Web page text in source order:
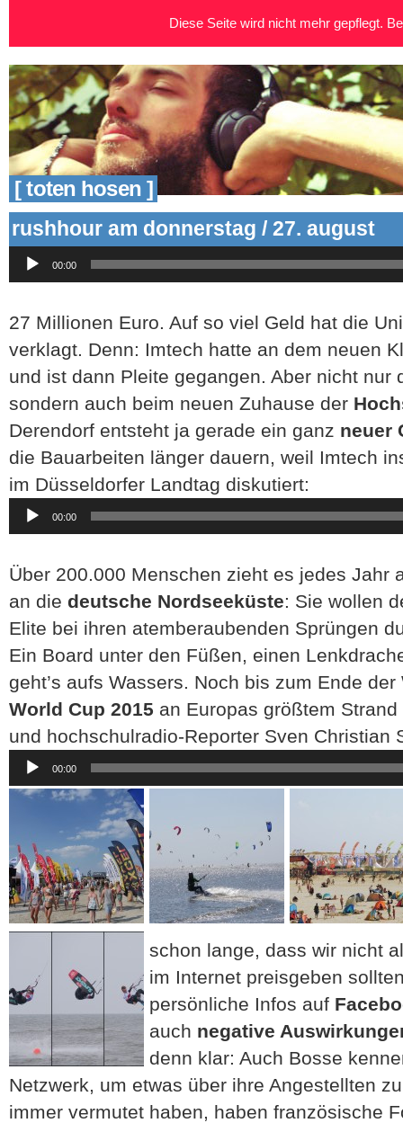
[ toten hosen ]
rushhour am donnerstag / 27. august
Player
00:00
27 Millionen Euro. Auf so viel Geld hat die
verklagt. Denn: Imtech hatte an dem neuen
und ist dann Pleite gegangen. Aber nicht nur
sondern auch beim neuen Zuhause der
Derendorf entsteht ja gerade ein ganz neuer
die Bauarbeiten länger dauern, weil Imtech
im Düsseldorfer Landtag diskutiert:
Player
00:00
Über 200.000 Menschen zieht es jedes Jahr
an die deutsche Nordseeküste: Sie wollen
Elite bei ihren atemberaubenden Sprüngen
Ein Board unter den Füßen, einen
geht’s aufs Wassers. Noch bis zum Ende
World Cup 2015 an Europas größtem
und hochschulradio-Reporter Sven Christian
Player
00:00
schon lange, dass wir nicht
im Internet preisgeben
persönliche Infos auf
auch negative
denn klar: Auch Bosse
Netzwerk, um etwas über ihre Angestellten
immer vermutet haben, haben französische
Diese Seite wird nicht mehr gepflegt.